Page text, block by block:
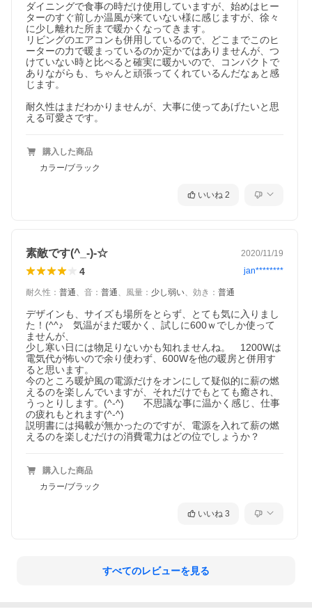
ダイニングで食事の時だけ使用していますが、始めはヒー
ターのすぐ前しか温風が来ていない様に感じますが、徐々
に少し離れた所まで暖かくなってきます。
リビングのエアコンも併用しているので、どこまでこのヒ
ーターの力で暖まっているのか定かではありませんが、つ
けていない時と比べると確実に暖かいので、コンパクトで
ありながらも、ちゃんと頑張ってくれているんだなぁと感
じます。
耐久性はまだわかりませんが、大事に使ってあげたいと思
える可愛さです。
購入した商品
カラー/ブラック
いいね 2
素敵です(^_-)-☆ 2020/11/19
4 jan********
耐久性 ： 普通、 音 ： 普通、 風量 ： 少し弱い、 効き ： 普通
デザインも、サイズも場所をとらず、とても気に入りまし
た！(^^♪　気温がまだ暖かく、試しに600ｗでしか使って
ませんが、
少し寒い日には物足りないかも知れませんね。　1200Wは
電気代が怖いので余り使わず、600Wを他の暖房と併用す
ると思います。
今のところ暖炉風の電源だけをオンにして疑似的に薪の燃
えるのを楽しんでいますが、それだけでもとても癒され、
うっとりします。(^-^)　　不思議な事に温かく感じ、仕事
の疲れもとれます(^-^)
説明書には掲載が無かったのですが、電源を入れて薪の燃
えるのを楽しむだけの消費電力はどの位でしょうか？
購入した商品
カラー/ブラック
いいね 3
すべてのレビューを見る